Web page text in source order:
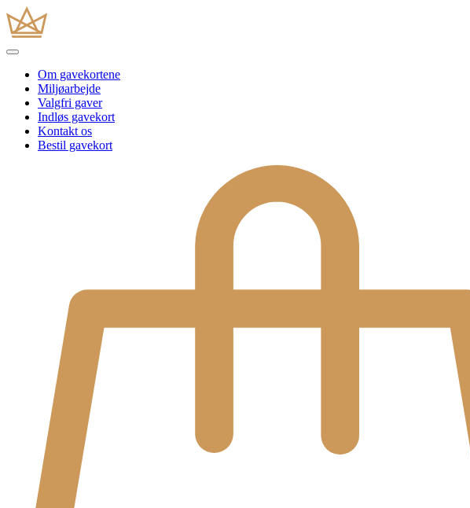
Om gavekortene
Miljøarbejde
Valgfri gaver
Indløs gavekort
Kontakt os
Bestil gavekort